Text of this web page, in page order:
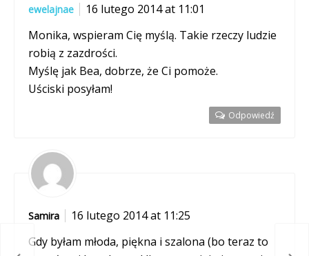
ewelajnae
16 lutego 2014 at 11:01
Monika, wspieram Cię myślą. Takie rzeczy ludzie
robią z zazdrości.
Myślę jak Bea, dobrze, że Ci pomoże.
Uściski posyłam!
Odpowiedź
Samira
16 lutego 2014 at 11:25
Gdy byłam młoda, piękna i szalona (bo teraz to